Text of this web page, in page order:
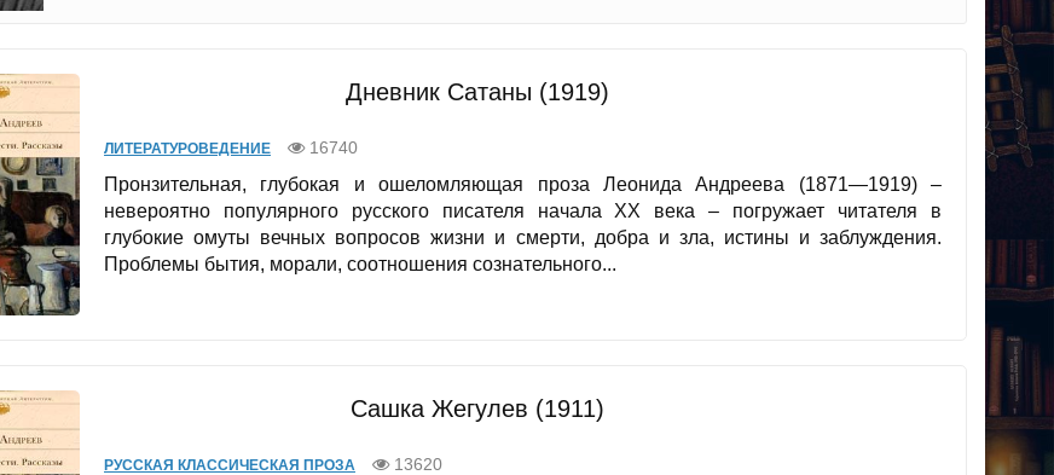
Дневник Сатаны (1919)
ЛИТЕРАТУРОВЕДЕНИЕ 16740
Пронзительная, глубокая и ошеломляющая проза Леонида Андреева (1871—1919) –
невероятно популярного русского писателя начала XX века – погружает читателя в
глубокие омуты вечных вопросов жизни и смерти, добра и зла, истины и заблуждения.
Проблемы бытия, морали, соотношения сознательного...
Сашка Жегулев (1911)
РУССКАЯ КЛАССИЧЕСКАЯ ПРОЗА 13620